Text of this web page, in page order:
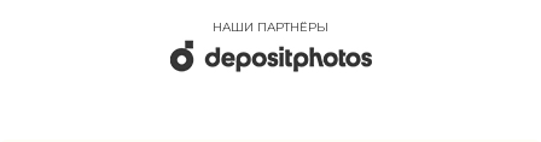
НАШИ ПАРТНËРЫ